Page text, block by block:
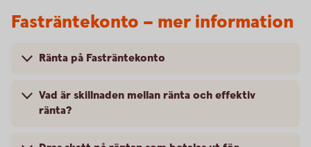
Fasträntekonto – mer information
Ränta på Fasträntekonto
Vad är skillnaden mellan ränta och effektiv
ränta?